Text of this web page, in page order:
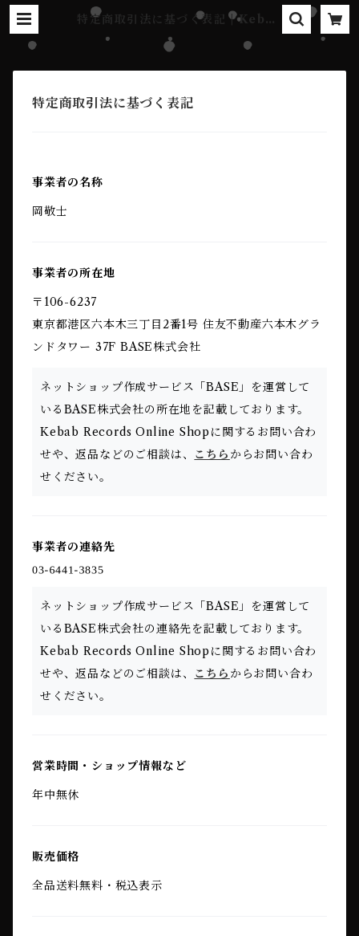
特定商取引法に基づく表記 | Kebab
特定商取引法に基づく表記
事業者の名称
岡敬士
事業者の所在地
〒106-6237
東京都港区六本木三丁目2番1号 住友不動産六本木グラ
ンドタワー 37F BASE株式会社
ネットショップ作成サービス「BASE」を運営して
いるBASE株式会社の所在地を記載しております。
Kebab Records Online Shopに関するお問い合わ
せや、返品などのご相談は、 こちら からお問い合わ
せください。
事業者の連絡先
ネットショップ作成サービス「BASE」を運営して
いるBASE株式会社の連絡先を記載しております。
Kebab Records Online Shopに関するお問い合わ
せや、返品などのご相談は、 こちら からお問い合わ
せください。
営業時間・ショップ情報など
年中無休
販売価格
全品送料無料・税込表示